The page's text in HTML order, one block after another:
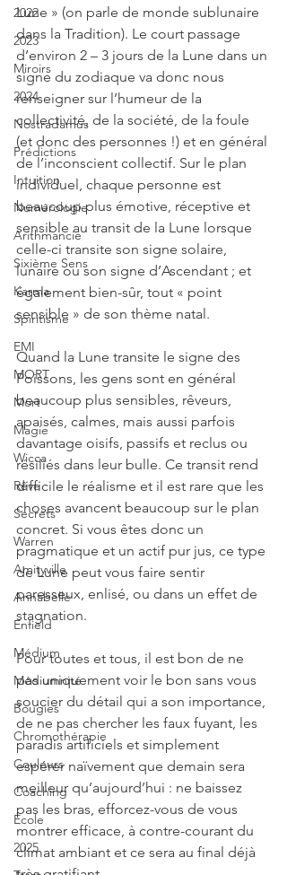
2022
2023
Miroirs
2024
Nostradamus
Prédictions
Intuition
Numérologie
Arithmancie
Sixième Sens
Karma
Spiritisme
EMI
MORT
Mort
Magie
Wicca
Rêve
Secrets
Warren
Amityville
Annabelle
Enfield
Médium
Médiumnité
Bougies
Chromothérapie
Couleurs
Coaching
École
2025
Lune » (on parle de monde sublunaire
dans la Tradition). Le court passage
d’environ 2 – 3 jours de la Lune dans un
signe du zodiaque va donc nous
renseigner sur l’humeur de la
collectivité, de la société, de la foule
(et donc des personnes !) et en général
de l’inconscient collectif. Sur le plan
individuel, chaque personne est
beaucoup plus émotive, réceptive et
sensible au transit de la Lune lorsque
celle-ci transite son signe solaire,
lunaire ou son signe d’Ascendant ; et
également bien-sûr, tout « point
sensible » de son thème natal.
Quand la Lune transite le signe des
Poissons, les gens sont en général
beaucoup plus sensibles, rêveurs,
apaisés, calmes, mais aussi parfois
davantage oisifs, passifs et reclus ou
résiliés dans leur bulle. Ce transit rend
difficile le réalisme et il est rare que les
choses avancent beaucoup sur le plan
concret. Si vous êtes donc un
pragmatique et un actif pur jus, ce type
de Lune peut vous faire sentir
paresseux, enlisé, ou dans un effet de
stagnation.
Pour toutes et tous, il est bon de ne
pas uniquement voir le bon sans vous
soucier du détail qui a son importance,
de ne pas chercher les faux fuyant, les
paradis artificiels et simplement
espérer naïvement que demain sera
meilleur qu’aujourd’hui : ne baissez
pas les bras, efforcez-vous de vous
montrer efficace, à contre-courant du
climat ambiant et ce sera au final déjà